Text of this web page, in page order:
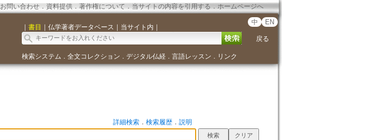
お問い合わせ． 資料提供． 著作権について．当サイトの内容を引用する ． ホームページへ
｜ 書目 ｜ 仏学著者データベース ｜ 当サイト内 ｜
中 EN
戻る
検索システム ． 全文コレクション ． デジタル仏経． 言語レッスン ． リンク
詳細検索． 検索履歴． 説明